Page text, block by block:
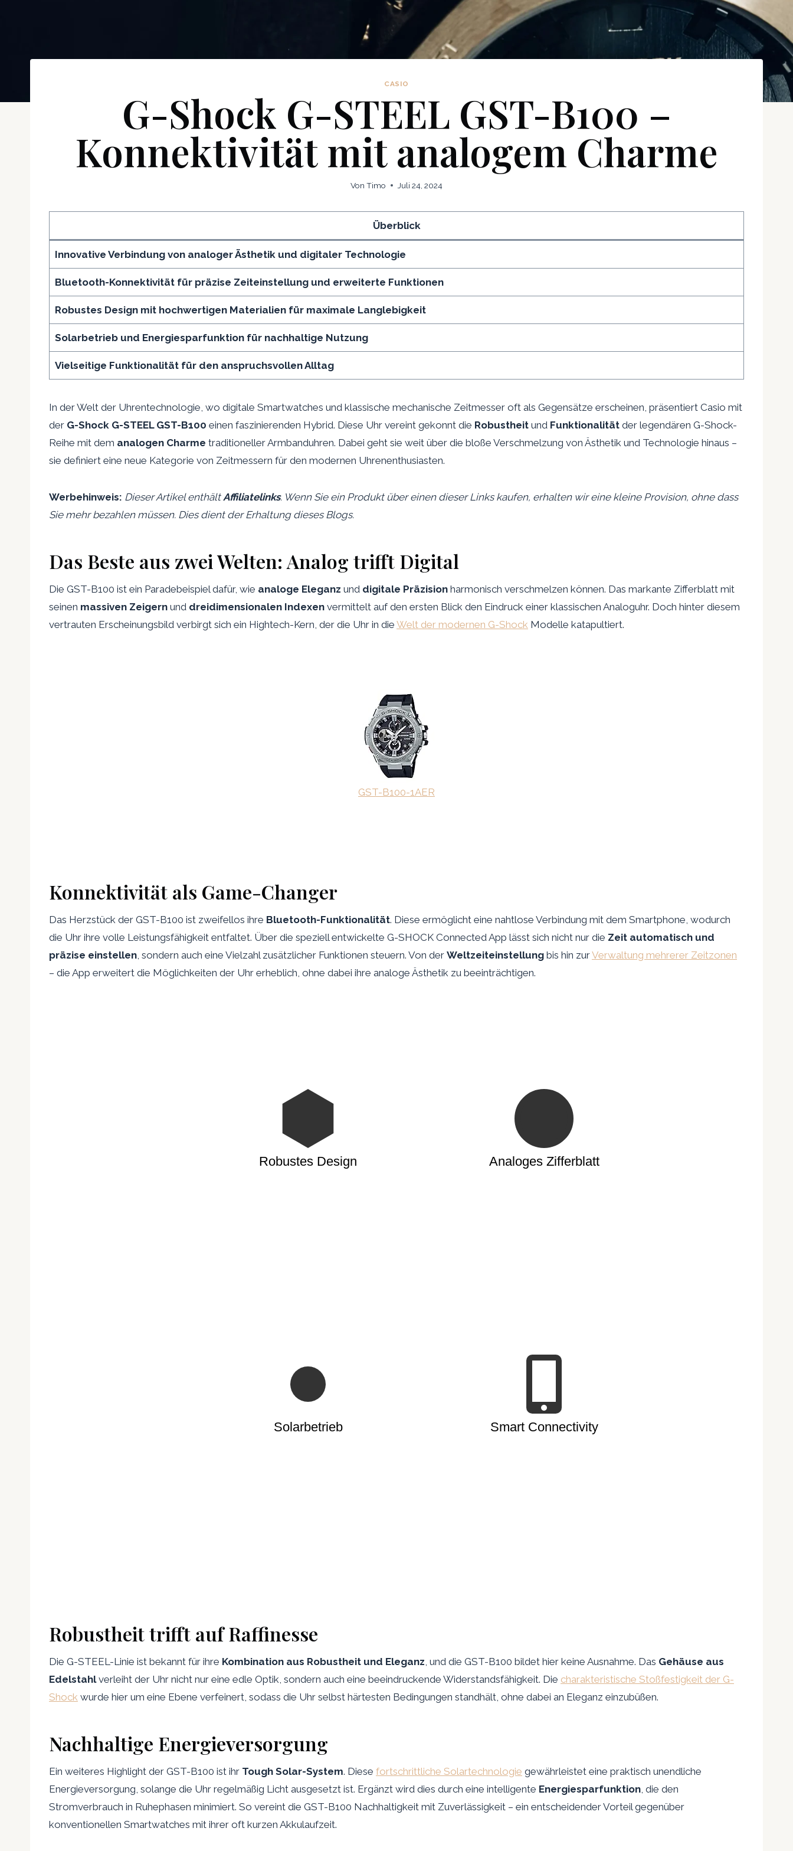
CASIO
G-Shock G-STEEL GST-B100 –
Konnektivität mit analogem Charme
Von Timo Juli 24, 2024
Überblick
Innovative Verbindung von analoger Ästhetik und digitaler Technologie
Bluetooth-Konnektivität für präzise Zeiteinstellung und erweiterte Funktionen
Robustes Design mit hochwertigen Materialien für maximale Langlebigkeit
Solarbetrieb und Energiesparfunktion für nachhaltige Nutzung
Vielseitige Funktionalität für den anspruchsvollen Alltag
In der Welt der Uhrentechnologie, wo digitale Smartwatches und klassische mechanische Zeitmesser oft als Gegensätze erscheinen, präsentiert Casio mit
der G-Shock G-STEEL GST-B100 einen faszinierenden Hybrid. Diese Uhr vereint gekonnt die Robustheit und Funktionalität der legendären G-Shock-
Reihe mit dem analogen Charme traditioneller Armbanduhren. Dabei geht sie weit über die bloße Verschmelzung von Ästhetik und Technologie hinaus –
sie definiert eine neue Kategorie von Zeitmessern für den modernen Uhrenenthusiasten.
Werbehinweis: Dieser Artikel enthältAffiliatelinks. Wenn Sie ein Produkt über einen dieser Links kaufen, erhalten wir eine kleine Provision, ohne dass
Sie mehr bezahlen müssen. Dies dient der Erhaltung dieses Blogs.
Das Beste aus zwei Welten: Analog trifft Digital
Die GST-B100 ist ein Paradebeispiel dafür, wie analoge Eleganz und digitale Präzision harmonisch verschmelzen können. Das markante Zifferblatt mit
seinen massiven Zeigern und dreidimensionalen Indexen vermittelt auf den ersten Blick den Eindruck einer klassischen Analoguhr. Doch hinter diesem
vertrauten Erscheinungsbild verbirgt sich ein Hightech-Kern, der die Uhr in die Welt der modernen G-Shock Modelle katapultiert.
GST-B100-1AER
Konnektivität als Game-Changer
Das Herzstück der GST-B100 ist zweifellos ihre Bluetooth-Funktionalität. Diese ermöglicht eine nahtlose Verbindung mit dem Smartphone, wodurch
die Uhr ihre volle Leistungsfähigkeit entfaltet. Über die speziell entwickelte G-SHOCK Connected App lässt sich nicht nur die Zeit automatisch und
präzise einstellen, sondern auch eine Vielzahl zusätzlicher Funktionen steuern. Von der Weltzeiteinstellung bis hin zurVerwaltung mehrerer Zeitzonen
– die App erweitert die Möglichkeiten der Uhr erheblich, ohne dabei ihre analoge Ästhetik zu beeinträchtigen.
Robustes Design Analoges Zifferblatt
Solarbetrieb Smart Connectivity
Robustheit trifft auf Raffinesse
Die G-STEEL-Linie ist bekannt für ihre Kombination aus Robustheit und Eleganz, und die GST-B100 bildet hier keine Ausnahme. Das Gehäuse aus
Edelstahlverleiht der Uhr nicht nur eine edle Optik, sondern auch eine beeindruckende Widerstandsfähigkeit. Die charakteristische Stoßfestigkeit der G-
Shock wurde hier um eine Ebene verfeinert, sodass die Uhr selbst härtesten Bedingungen standhält, ohne dabei an Eleganz einzubüßen.
Nachhaltige Energieversorgung
Ein weiteres Highlight der GST-B100 ist ihr Tough Solar-System. Diese fortschrittliche Solartechnologie gewährleistet eine praktisch unendliche
Energieversorgung, solange die Uhr regelmäßig Licht ausgesetzt ist. Ergänzt wird dies durch eine intelligente Energiesparfunktion, die den
Stromverbrauch in Ruhephasen minimiert. So vereint die GST-B100 Nachhaltigkeit mit Zuverlässigkeit – ein entscheidender Vorteil gegenüber
konventionellen Smartwatches mit ihrer oft kurzen Akkulaufzeit.